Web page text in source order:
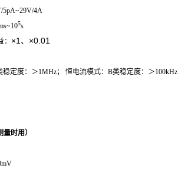
4A
5s
×1、 ×0.01
：＞1MHz； 恒电流模式：B类稳定度：＞100kHz
时用）